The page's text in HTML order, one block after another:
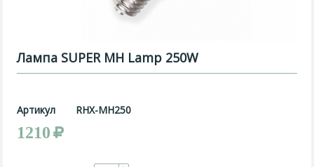
Лампа SUPER MH Lamp 250W
Артикул RHX-MH250
1210